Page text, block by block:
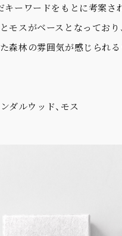
キーワードをもとに考案さ
モスがベースとなっており
森林の雰囲気が感じられ
ダルウッド、モス